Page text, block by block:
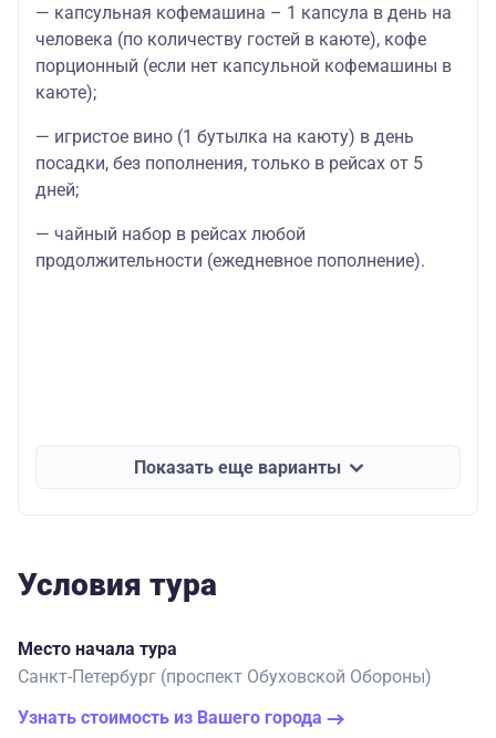
— капсульная кофемашина – 1 капсула в день на
человека (по количеству гостей в каюте), кофе
порционный (если нет капсульной кофемашины в
каюте);
— игристое вино (1 бутылка на каюту) в день
посадки, без пополнения, только в рейсах от 5
дней;
— чайный набор в рейсах любой
продолжительности (ежедневное пополнение).
Показать еще варианты
Условия тура
Место начала тура
Санкт-Петербург (проспект Обуховской Обороны)
Узнать стоимость из Вашего города